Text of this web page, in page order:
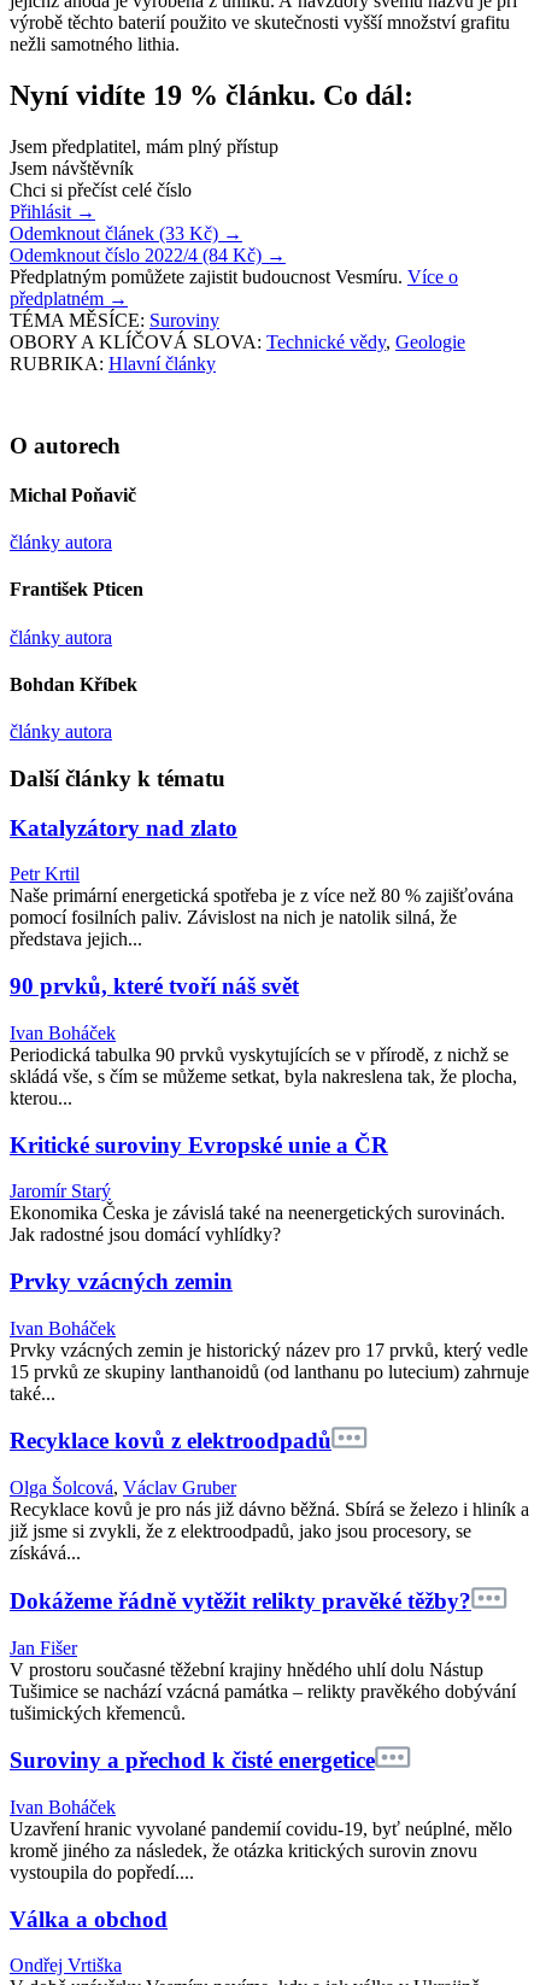
výrobě těchto baterií použito ve skutečnosti vyšší množství grafitu
nežli samotného lithia.
Nyní vidíte 19 % článku. Co dál:
Jsem předplatitel, mám plný přístup
Jsem návštěvník
Chci si přečíst celé číslo
Přihlásit →
Odemknout článek (33 Kč) →
Odemknout číslo 2022/4 (84 Kč) →
Předplatným pomůžete zajistit budoucnost Vesmíru. Více o
předplatném →
TÉMA MĚSÍCE: Suroviny
OBORY A KLÍČOVÁ SLOVA: Technické vědy, Geologie
RUBRIKA: Hlavní články
O autorech
Michal Poňavič
články autora
František Pticen
články autora
Bohdan Kříbek
články autora
Další články k tématu
Katalyzátory nad zlato
Petr Krtil
Naše primární energetická spotřeba je z více než 80 % zajišťována
pomocí fosilních paliv. Závislost na nich je natolik silná, že
představa jejich...
90 prvků, které tvoří náš svět
Ivan Boháček
Periodická tabulka 90 prvků vyskytujících se v přírodě, z nichž se
skládá vše, s čím se můžeme setkat, byla nakreslena tak, že plocha,
kterou...
Kritické suroviny Evropské unie a ČR
Jaromír Starý
Ekonomika Česka je závislá také na neenergetických surovinách.
Jak radostné jsou domácí vyhlídky?
Prvky vzácných zemin
Ivan Boháček
Prvky vzácných zemin je historický název pro 17 prvků, který vedle
15 prvků ze skupiny lanthanoidů (od lanthanu po lutecium) zahrnuje
také...
Recyklace kovů z elektroodpadů
Olga Šolcová, Václav Gruber
Recyklace kovů je pro nás již dávno běžná. Sbírá se železo i hliník a
již jsme si zvykli, že z elektroodpadů, jako jsou procesory, se
získává...
Dokážeme řádně vytěžit relikty pravěké těžby?
Jan Fišer
V prostoru současné těžební krajiny hnědého uhlí dolu Nástup
Tušimice se nachází vzácná památka – relikty pravěkého dobývání
tušimických křemenců.
Suroviny a přechod k čisté energetice
Ivan Boháček
Uzavření hranic vyvolané pandemií covidu-19, byť neúplné, mělo
kromě jiného za následek, že otázka kritických surovin znovu
vystoupila do popředí....
Válka a obchod
Ondřej Vrtiška